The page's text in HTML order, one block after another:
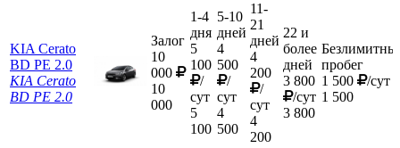
KIA Cerato
BD PE 2.0
KIA Cerato
BD PE 2.0
Залог
10
000
10
000
1-4
дня
5
100
/
сут
5
100
5-10
дней
4
500
/
сут
4
500
11-
21
дней
4
200
/
сут
4
200
22 и
более
дней
3 800
/сут
3 800
пробег
1 500
/сут
1 500